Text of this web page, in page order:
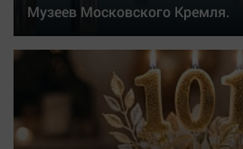
Музеев Московского Кремля.